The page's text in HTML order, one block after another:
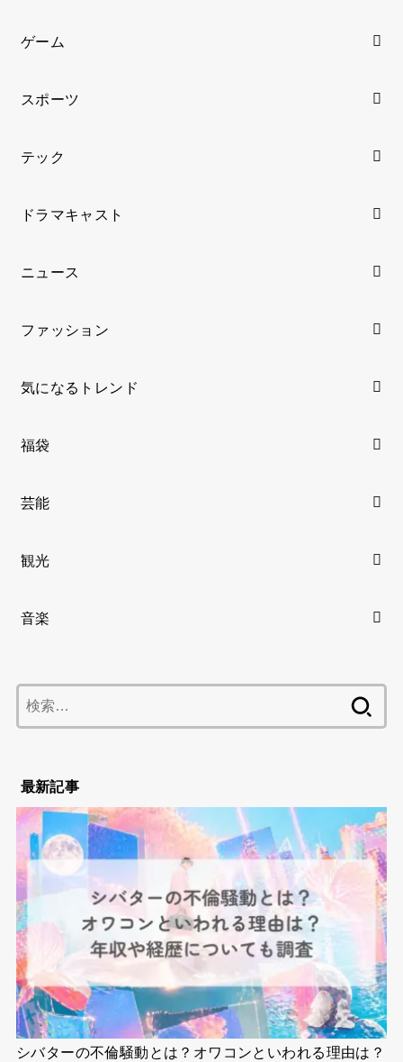
ゲーム
スポーツ
テック
ドラマキャスト
ニュース
ファッション
気になるトレンド
福袋
芸能
観光
音楽
索:
最新記事
シバターの不倫騒動とは？オワコンといわれる理由は？